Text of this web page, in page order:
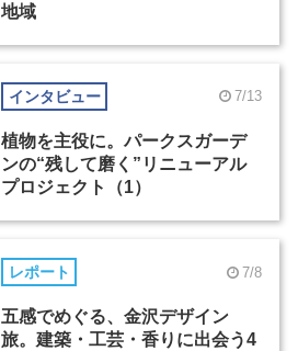
地域
インタビュー 7/13
植物を主役に。パークスガーデ
ンの“残して磨く”リニューアル
プロジェクト（1）
レポート 7/8
五感でめぐる、金沢デザイン
旅。建築・工芸・香りに出会う4